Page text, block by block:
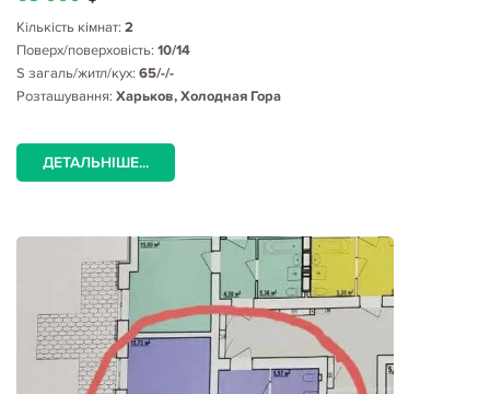
Кількість кімнат: 2
Поверх/поверховість: 10/14
S загаль/житл/кух: 65/-/-
Розташування: Харьков, Холодная Гора
ДЕТАЛЬНІШЕ...